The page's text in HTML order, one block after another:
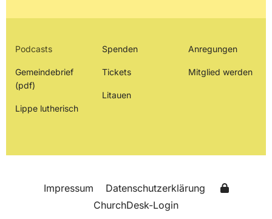
Podcasts
Gemeindebrief
(pdf)
Lippe lutherisch
Spenden
Tickets
Litauen
Anregungen
Mitglied werden
Impressum
Datenschutzerklärung
ChurchDesk-Login